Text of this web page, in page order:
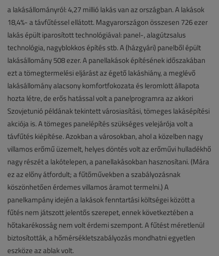
a lakásállományról: 4,27 millió lakás van az országban. A lakások
18,4%- a távfűtéssel ellátott. Magyarországon összesen 726 ezer
lakás épült iparosított technológiával: panel-, alagútzsalus
technológia, nagyblokkos építés stb. A (házgyári) panelből épült
lakásállomány 508 ezer. A panellakások építésének időszakában
ezt a tömegtermelési eljárást az égető lakáshiány, a meglévő
lakásállomány alacsony komfortfokozata és leromlott állapota
hozta létre, de erős hatással volt a panelprogramra az akkori
Szovjetunió példának tekintett városiasítási, tömeges lakásépítési
akciója is. A tömeges panelépítés szükséges velejárója volt a
távfűtés kiépítése. Azokban a városokban, ahol a közelben nagy
villamos erőmű üzemelt, helyes döntés volt az erőművi hulladékhő
nagy részét a lakótelepen, a panellakásokban hasznosítani. (Mára
ez az előny átfordult; a fűtőművekben a szabályozásnak
köszönhetően érdemes villamos áramot termelni.) A
panelkampány idején a lakások fenntartási költségei között a
fűtés nem játszott jelentős szerepet, ennek következtében a
hőtakarékosság nem volt érdemi szempont. A fűtést méretlenül
biztosították, a hőmérsékletszabályozás mondhatni egyetlen
eszköze az ablak volt.